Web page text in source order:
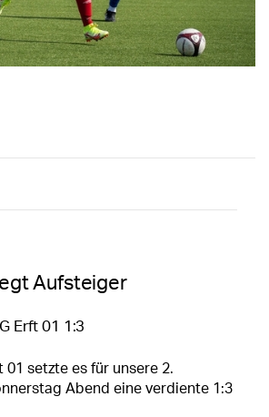
Aufsteiger
Erft 01 1:3
01 setzte es für unsere 2.
Abend eine verdiente 1:3